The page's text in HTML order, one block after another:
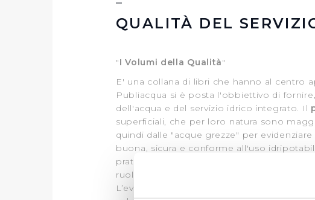
QUALITÀ DEL
"I Volumi della Qualità"
E' una collana di libri che hanno al centro
Publiacqua si è posta l'obbiettivo di
dell'acqua e del servizio idrico integrato. Il
superficiali, che per loro natura sono
quindi dalle "acque grezze" per
buona, sicura e conforme all'uso
pratese, la Falda, con lo scopo di di
ruolo primario nella nascita e nello
L’evoluzione della Falda è infatti